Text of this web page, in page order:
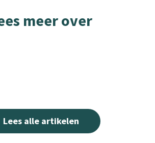
meer over
Lees alle artikelen